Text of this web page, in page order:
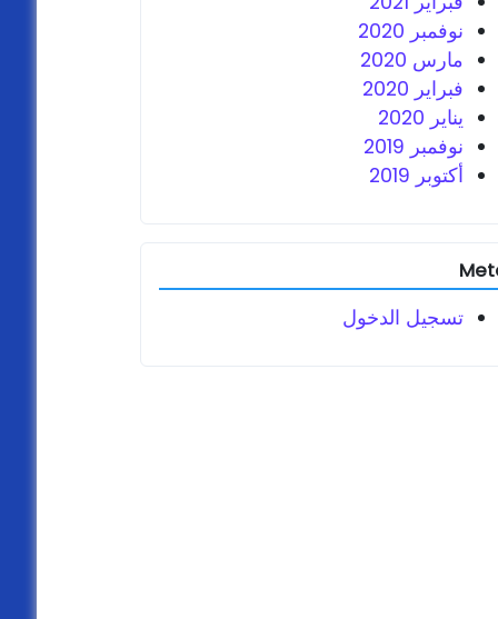
نوفمبر 2020
مارس 2020
فبراير 2020
يناير 2020
نوفمبر 2019
أكتوبر 2019
تسجيل الدخول